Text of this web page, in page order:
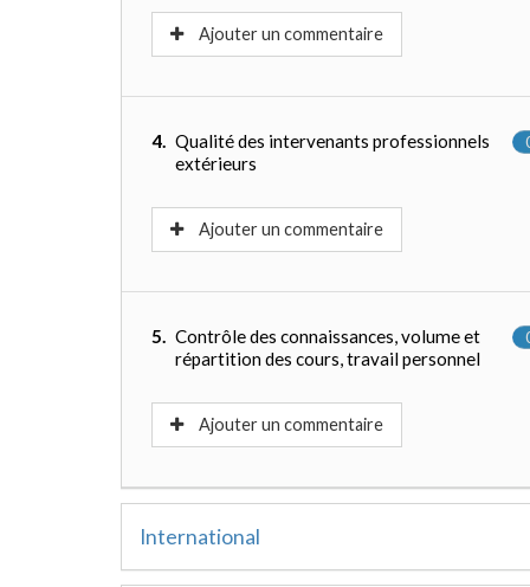
Ajouter un commentaire
4. Qualité des intervenants professionnels
extérieurs
Ajouter un commentaire
5. Contrôle des connaissances, volume et
répartition des cours, travail personnel
Ajouter un commentaire
International